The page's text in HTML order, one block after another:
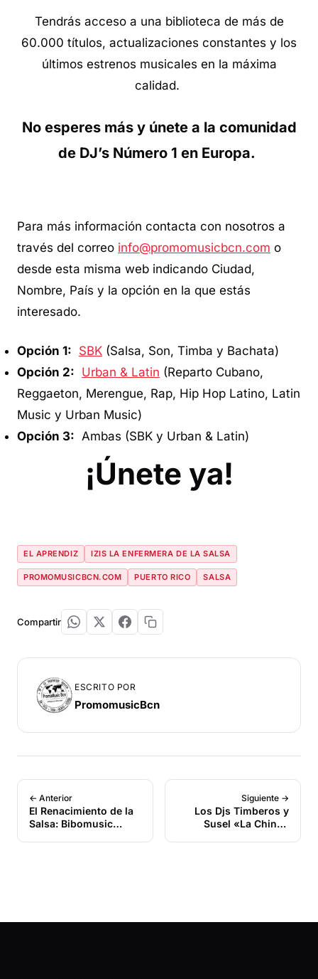
Tendrás acceso a una biblioteca de más de
60.000 títulos, actualizaciones constantes y los
últimos estrenos musicales en la máxima
calidad.
No esperes más y únete a la comunidad
de DJ’s Número 1 en Europa.
Para más información contacta con nosotros a
través del correo info@promomusicbcn.com o
desde esta misma web indicando Ciudad,
Nombre, País y la opción en la que estás
interesado.
Opción 1: SBK (Salsa, Son, Timba y Bachata)
Opción 2: Urban & Latin (Reparto Cubano,
Reggaeton, Merengue, Rap, Hip Hop Latino, Latin
Music y Urban Music)
Opción 3: Ambas (SBK y Urban & Latin)
¡Únete ya!
EL APRENDIZ IZIS LA ENFERMERA DE LA SALSA
PROMOMUSICBCN.COM PUERTO RICO SALSA
Compartir
ESCRITO POR
PromomusicBcn
← Anterior
El Renacimiento de la
Salsa: Bibomusic
Siguiente →
Los Djs Timberos y
Susel «La China»